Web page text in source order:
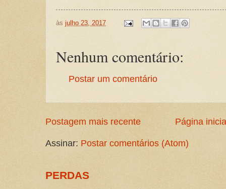
às julho 23, 2017
Nenhum comentário:
Postar um comentário
Postagem mais recente Página
Assinar: Postar comentários (Atom)
PERDAS